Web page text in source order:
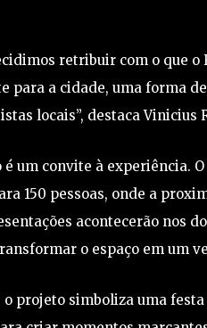
retribuir com o que
para a cidade, uma forma
locais”, destaca
um convite à experiência.
150 pessoas, onde a
acontecerão nos
o espaço em um
projeto simboliza uma